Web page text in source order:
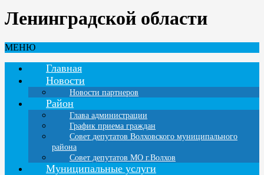
Ленинградской области
МЕНЮ
Главная
Новости
Новости партнеров
Район
Глава администрации
График приема граждан
Совет депутатов Волховского муниципального
района
Совет депутатов МО г.Волхов
Муниципальные услуги